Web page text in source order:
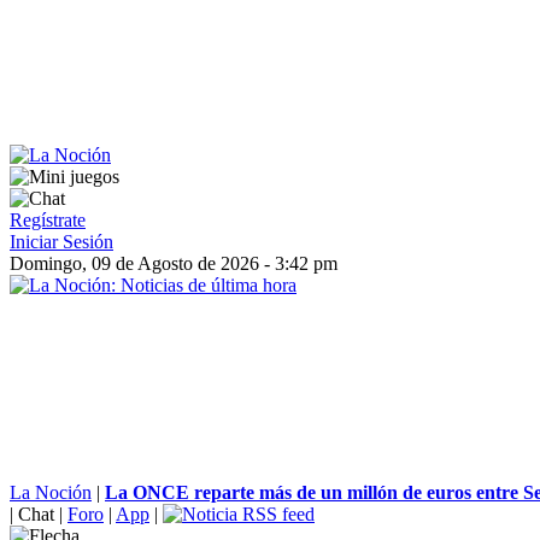
Regístrate
Iniciar Sesión
Domingo, 09 de Agosto de 2026 - 3:42 pm
La Noción | La ONCE reparte más de un millón de euros entre
| Chat | Foro | App |